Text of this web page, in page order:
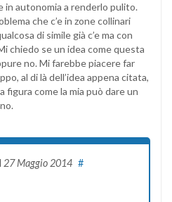
in autonomia a renderlo pulito.
che c’e in zone collinari
di simile già c’e ma con
chiedo se un idea come questa
no. Mi farebbe piacere far
al di là dell’idea appena citata,
figura come la mia può dare un
27 Maggio 2014 #